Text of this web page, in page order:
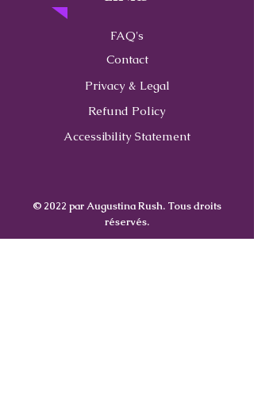
FAQ's
Contact
Privacy & Legal
Refund Policy
Accessibility Statement
© 2022 par Augustina Rush. Tous droits
réservés.